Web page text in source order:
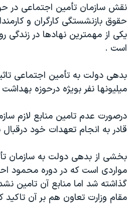
نقش سازمان تأمین اجتماعی در
حقوق بازنشستگی کارگران و
یکی از مهمترین نهادها در زندگی
است .
بدهی دولت به تأمین اجتماعی
میلیونها نفر بویژه درحوزه
درصورت عدم تامین منابع لازم
قادر به انجام تعهدات خود
بخشی از بدهی دولت به سازمان
مواردی است که در دوره محمود
گذاشته شد اما منابع آن تامین
مقام وزارت تعاون هم بر آن تاکید